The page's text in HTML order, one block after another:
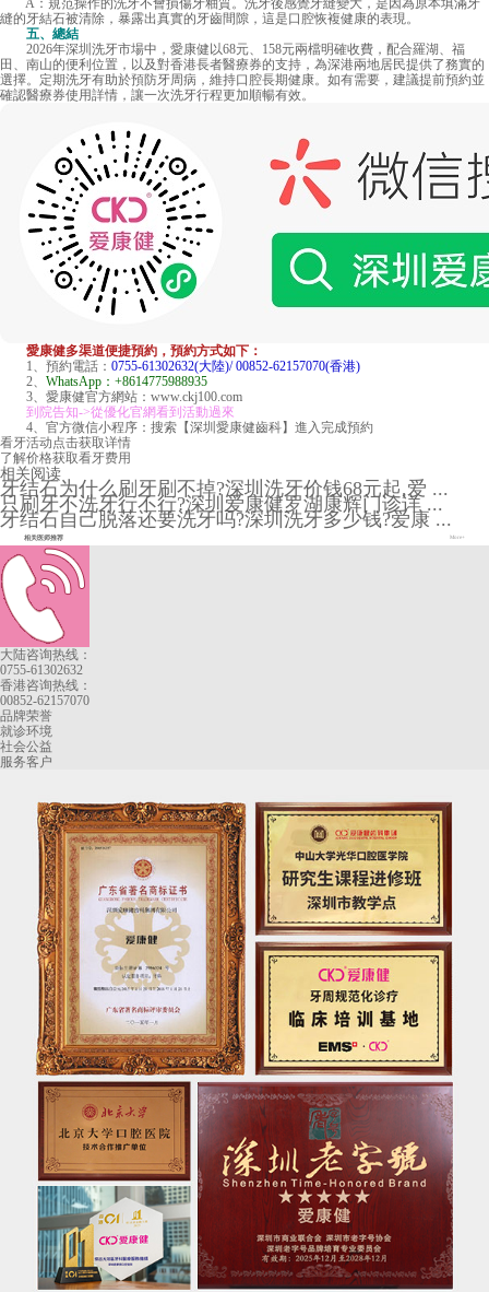
A：規范操作的洗牙不會損傷牙釉質。洗牙後感覺牙縫變大，是因為原本填滿牙
縫的牙結石被清除，暴露出真實的牙齒間隙，這是口腔恢複健康的表現。
五、總結
2026年深圳洗牙市場中，愛康健以68元、158元兩檔明確收費，配合羅湖、福
田、南山的便利位置，以及對香港長者醫療券的支持，為深港兩地居民提供了務實的
選擇。定期洗牙有助於預防牙周病，維持口腔長期健康。如有需要，建議提前預約並
確認醫療券使用詳情，讓一次洗牙行程更加順暢有效。
愛康健多渠道便捷預約，預約方式如下：
1、預約電話： 0755-61302632(大陸)/ 00852-62157070(香港)
2、 WhatsApp：+8614775988935
3、愛康健官方網站：www.ckj100.com
到院告知->從優化官網看到活動過來
4、官方微信小程序：搜索【深圳愛康健齒科】進入完成預約
看牙活动点击获取详情
了解价格获取看牙费用
相关阅读
牙结石为什么刷牙刷不掉?深圳洗牙价钱68元起,爱 ...
只刷牙不洗牙行不行?深圳爱康健罗湖康辉门诊详 ...
牙结石自己脱落还要洗牙吗?深圳洗牙多少钱?爱康 ...
相关医师推荐 More+
大陆咨询热线：
0755-61302632
香港咨询热线：
00852-62157070
品牌荣誉
就诊环境
社会公益
服务客户